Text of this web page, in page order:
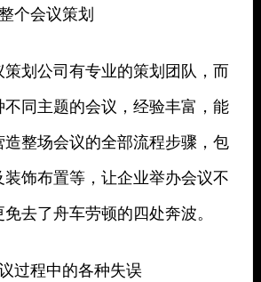
个会议策划
划公司有专业的策划团队，而
不同主题的会议，经验丰富，能
整场会议的全部流程步骤，包
饰布置等，让企业举办会议不
去了舟车劳顿的四处奔波。
过程中的各种失误